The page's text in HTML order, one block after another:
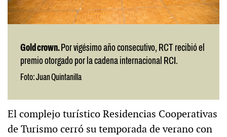
Gold crown. Por vigésimo año consecutivo, RCT recibió el
premio otorgado por la cadena internacional RCI.
Foto: Juan Quintanilla
El complejo turístico Residencias Cooperativas
de Turismo cerró su temporada de verano con